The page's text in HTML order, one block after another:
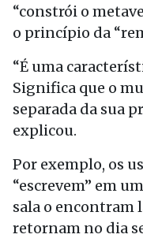
“constrói o
o princípio da
“É uma
Significa que o
separada da sua
explicou.
Por exemplo, os
“escrevem” em
sala o encontram
retornam no dia